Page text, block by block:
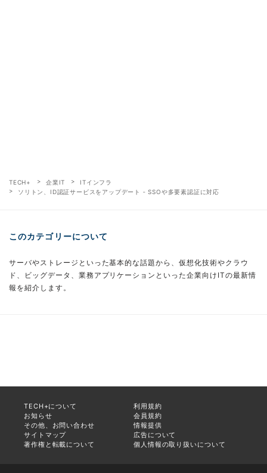
TECH+ 企業IT
ITインフラ
ソリトン、ID認証サービスをアップデート ‐ SSOや多要素認証に対応
このカテゴリーについて
サーバやストレージといった基本的な話題から、仮想化技術やクラウ
ド、ビッグデータ、業務アプリケーションといった企業向けITの最新情
報を紹介します。
TECH+について
利用規約
お知らせ
会員規約
その他、お問い合わせ
情報提供
サイトマップ
広告について
著作権と転載について
個人情報の取り扱いについて